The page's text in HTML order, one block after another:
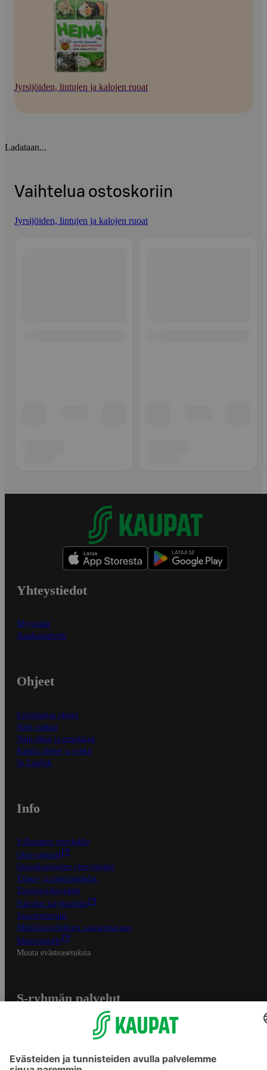
Jyrsijöiden, lintujen ja kalojen ruoat
Ladataan...
Vaihtelua ostoskoriin
Jyrsijöiden, lintujen ja kalojen ruoat
Yhteystiedot
Myymälät
Asiakaspalvelu
Ohjeet
Ensitilaajan ohjeet
Näin maksat
Näin tilaat ja muokkaat
Kaikki ohjeet ja vinkit
In English
Info
S-Business yrityksille
Oiva-raportit
Osuuskauppojen yhteystiedot
Tilaus- ja toimitusehdot
Tietosuojakäytäntö
Palvelun käyttöehdot
Saavutettavuus
Mobiilisovelluksen saavutettavuus
Mainostajalle
Muuta evästeasetuksia
S-ryhmän palvelut
Yhteishyvä Ruoka -sovellus